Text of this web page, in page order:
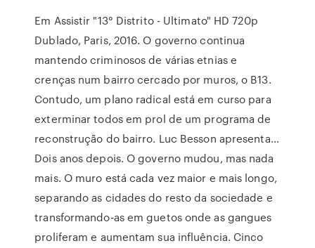
Em Assistir "13° Distrito - Ultimato" HD 720p
Dublado, Paris, 2016. O governo continua
mantendo criminosos de várias etnias e
crenças num bairro cercado por muros, o B13.
Contudo, um plano radical está em curso para
exterminar todos em prol de um programa de
reconstrução do bairro. Luc Besson apresenta…
Dois anos depois. O governo mudou, mas nada
mais. O muro está cada vez maior e mais longo,
separando as cidades do resto da sociedade e
transformando-as em guetos onde as gangues
proliferam e aumentam sua influência. Cinco